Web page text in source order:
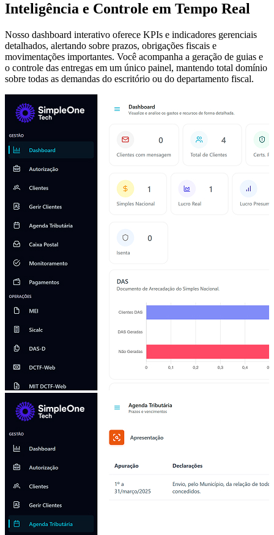
Inteligência e Controle em Tempo Real
Nosso dashboard interativo oferece KPIs e indicadores gerenciais
detalhados, alertando sobre prazos, obrigações fiscais e
movimentações importantes. Você acompanha a geração de guias e
o controle das entregas em um único painel, mantendo total domínio
sobre todas as demandas do escritório ou do departamento fiscal.